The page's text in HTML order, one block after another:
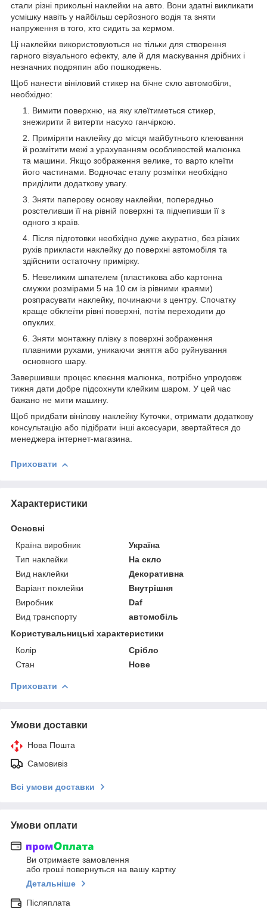
стали різні прикольні наклейки на авто. Вони здатні викликати
усмішку навіть у найбільш серйозного водія та зняти
напруження в того, хто сидить за кермом.
Ці наклейки використовуються не тільки для створення
гарного візуального ефекту, але й для маскування дрібних і
незначних подряпин або пошкоджень.
Щоб нанести вініловий стикер на бічне скло автомобіля,
необхідно:
Вимити поверхню, на яку клеїтиметься стикер,
знежирити й витерти насухо ганчіркою.
Приміряти наклейку до місця майбутнього клеювання
й розмітити межі з урахуванням особливостей малюнка
та машини. Якщо зображення велике, то варто клеїти
його частинами. Водночас етапу розмітки необхідно
приділити додаткову увагу.
Зняти паперову основу наклейки, попередньо
розстеливши її на рівній поверхні та підчепивши її з
одного з країв.
Після підготовки необхідно дуже акуратно, без різких
рухів прикласти наклейку до поверхні автомобіля та
здійснити остаточну примірку.
Невеликим шпателем (пластикова або картонна
смужки розмірами 5 на 10 см із рівними краями)
розпрасувати наклейку, починаючи з центру. Спочатку
краще обклеїти рівні поверхні, потім переходити до
опуклих.
Зняти монтажну плівку з поверхні зображення
плавними рухами, уникаючи зняття або руйнування
основного шару.
Завершивши процес клеєння малюнка, потрібно упродовж
тижня дати добре підсохнути клейким шаром. У цей час
бажано не мити машину.
Щоб придбати вінілову наклейку Куточки, отримати додаткову
консультацію або підібрати інші аксесуари, звертайтеся до
менеджера інтернет-магазина.
Приховати
Характеристики
Основні
Країна виробник
Україна
Тип наклейки
На скло
Вид наклейки
Декоративна
Варіант поклейки
Внутрішня
Виробник
Daf
Вид транспорту
автомобіль
Користувальницькі характеристики
Колір
Срібло
Стан
Нове
Приховати
Умови доставки
Нова Пошта
Самовивіз
Всі умови доставки
Умови оплати
Ви отримаєте замовлення
або гроші повернуться на вашу картку
Детальніше
Післяплата